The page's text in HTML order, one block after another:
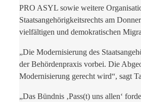
PRO ASYL sowie weitere
Staatsangehörigkeitsrechts am
vielfältigen und demokratischen
„Die Modernisierung des
der Behördenpraxis vorbei. Die
Modernisierung gerecht wird“, sagt
„Das Bündnis ‚Pass(t) uns allen‘